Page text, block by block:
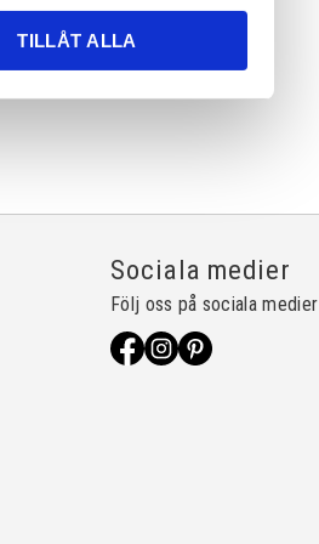
TILLÅT ALLA
Sociala medier
Följ oss på sociala medier